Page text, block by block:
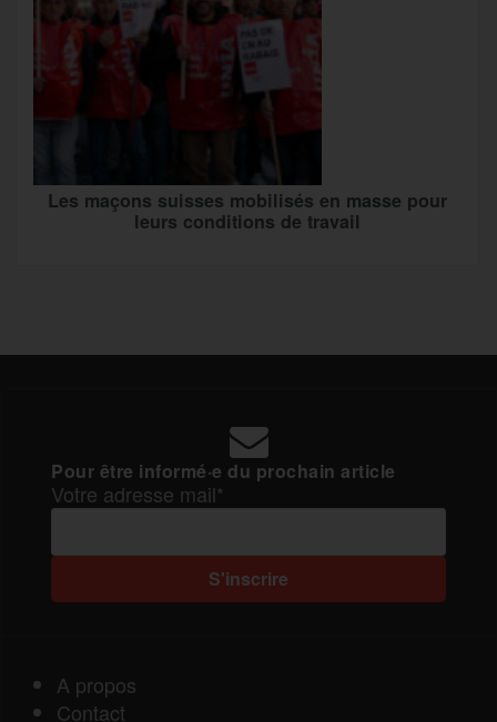
Les maçons suisses mobilisés en masse pour
leurs conditions de travail
Pour être informé·e du prochain article
Votre adresse mail*
A propos
Contact